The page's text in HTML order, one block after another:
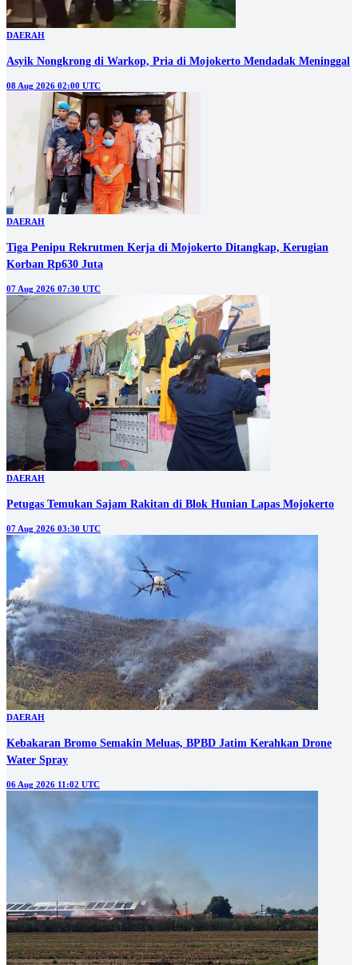
DAERAH
Asyik Nongkrong di Warkop, Pria di Mojokerto Mendadak Meninggal
08 Aug 2026 02:00 UTC
DAERAH
Tiga Penipu Rekrutmen Kerja di Mojokerto Ditangkap, Kerugian
Korban Rp630 Juta
07 Aug 2026 07:30 UTC
DAERAH
Petugas Temukan Sajam Rakitan di Blok Hunian Lapas Mojokerto
07 Aug 2026 03:30 UTC
DAERAH
Kebakaran Bromo Semakin Meluas, BPBD Jatim Kerahkan Drone
Water Spray
06 Aug 2026 11:02 UTC